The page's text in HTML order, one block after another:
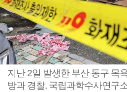
지난 2일 발생한 부산 동구 목
방과 경찰, 국립과학수사연구